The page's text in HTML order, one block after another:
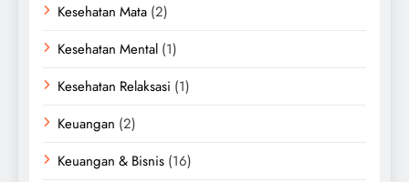
Kesehatan Mata (2)
Kesehatan Mental (1)
Kesehatan Relaksasi (1)
Keuangan (2)
Keuangan & Bisnis (16)